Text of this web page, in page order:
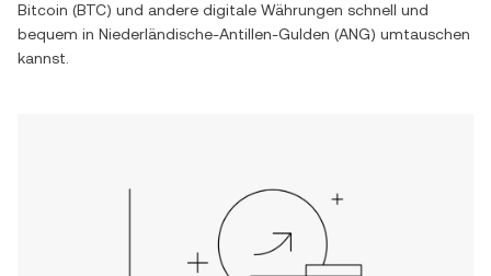
Bitcoin (BTC) und andere digitale Währungen schnell und
bequem in Niederländische-Antillen-Gulden (ANG) umtauschen
kannst.